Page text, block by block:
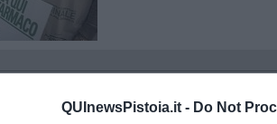
QUInewsPistoia.it - Do Not
Sindaci del Pistoiese in presidio